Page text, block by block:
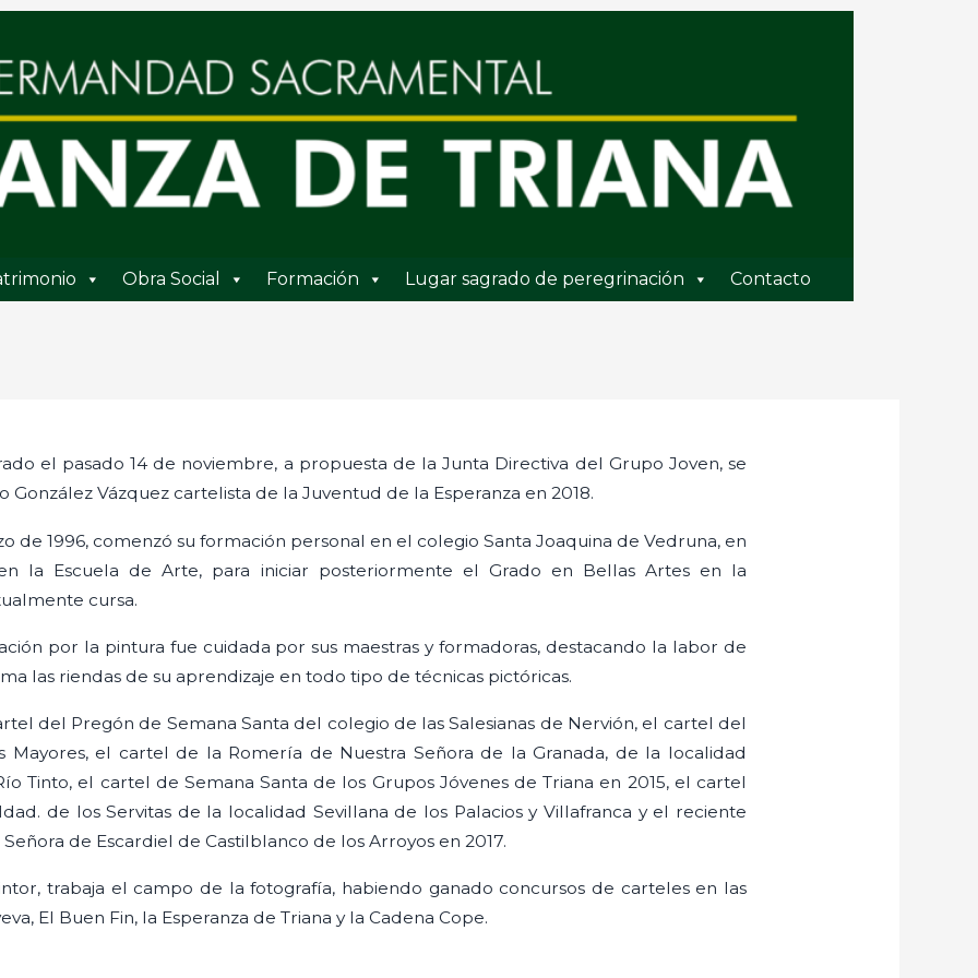
Obra Social Formación Lugar sagrado de peregrinación Contacto
el pasado 14 de noviembre, a propuesta de la Junta Directiva del Grupo Joven, se
González Vázquez cartelista de la Juventud de la Esperanza en 2018.
de 1996, comenzó su formación personal en el colegio Santa Joaquina de Vedruna, en
la Escuela de Arte, para iniciar posteriormente el Grado en Bellas Artes en la
cursa.
por la pintura fue cuidada por sus maestras y formadoras, destacando la labor de
las riendas de su aprendizaje en todo tipo de técnicas pictóricas.
del Pregón de Semana Santa del colegio de las Salesianas de Nervión, el cartel del
Mayores, el cartel de la Romería de Nuestra Señora de la Granada, de la localidad
Tinto, el cartel de Semana Santa de los Grupos Jóvenes de Triana en 2015, el cartel
de los Servitas de la localidad Sevillana de los Palacios y Villafranca y el reciente
de Escardiel de Castilblanco de los Arroyos en 2017.
trabaja el campo de la fotografía, habiendo ganado concursos de carteles en las
El Buen Fin, la Esperanza de Triana y la Cadena Cope.